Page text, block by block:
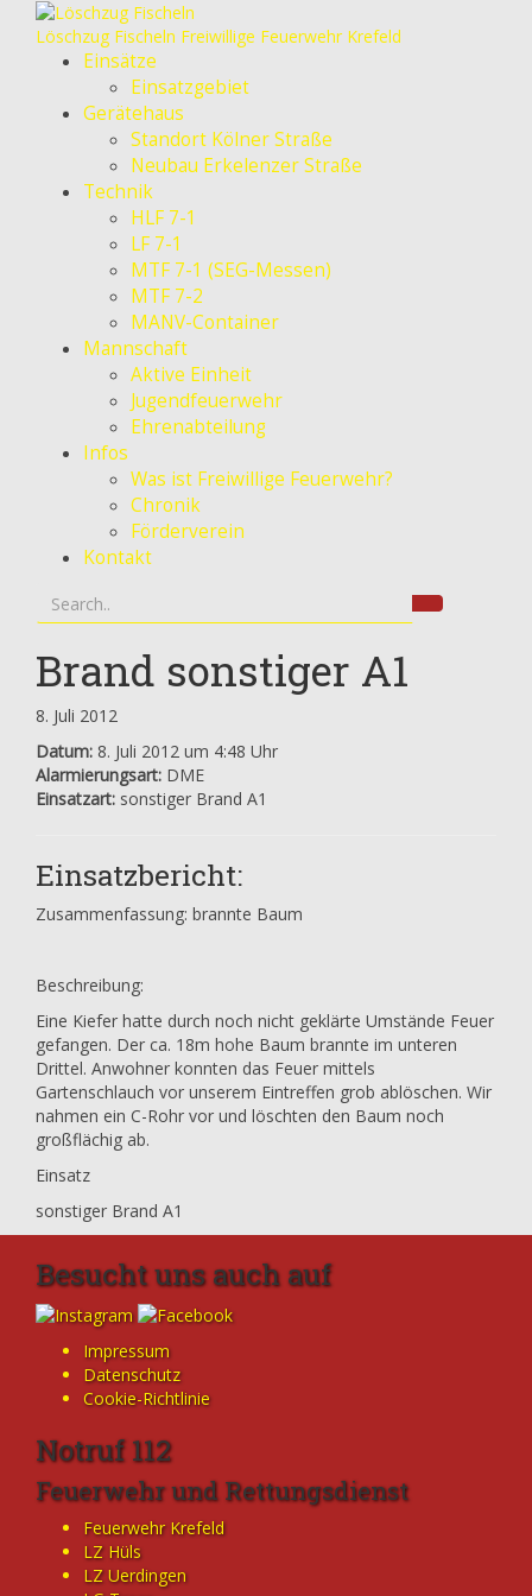
Löschzug Fischeln Freiwillige Feuerwehr Krefeld
Einsätze
Einsatzgebiet
Gerätehaus
Standort Kölner Straße
Neubau Erkelenzer Straße
Technik
HLF 7-1
LF 7-1
MTF 7-1 (SEG-Messen)
MTF 7-2
MANV-Container
Mannschaft
Aktive Einheit
Jugendfeuerwehr
Ehrenabteilung
Infos
Was ist Freiwillige Feuerwehr?
Chronik
Förderverein
Kontakt
Brand sonstiger A1
8. Juli 2012
Datum: 8. Juli 2012 um 4:48 Uhr
Alarmierungsart: DME
Einsatzart: sonstiger Brand A1
Einsatzbericht:
Zusammenfassung: brannte Baum
Beschreibung:
Eine Kiefer hatte durch noch nicht geklärte Umstände Feuer
gefangen. Der ca. 18m hohe Baum brannte im unteren
Drittel. Anwohner konnten das Feuer mittels
Gartenschlauch vor unserem Eintreffen grob ablöschen. Wir
nahmen ein C-Rohr vor und löschten den Baum noch
großflächig ab.
Einsatz
sonstiger Brand A1
Besucht uns auch auf
Impressum
Datenschutz
Cookie-Richtlinie
Notruf 112
Feuerwehr und Rettungsdienst
Feuerwehr Krefeld
LZ Hüls
LZ Uerdingen